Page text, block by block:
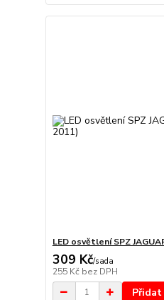
LED osvětlení SPZ
309 Kč/sada
255 Kč bez DPH